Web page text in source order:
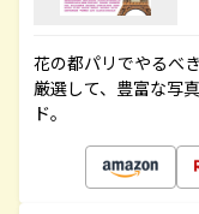
花の都パリでやるべ
厳選して、豊富な写
ド。